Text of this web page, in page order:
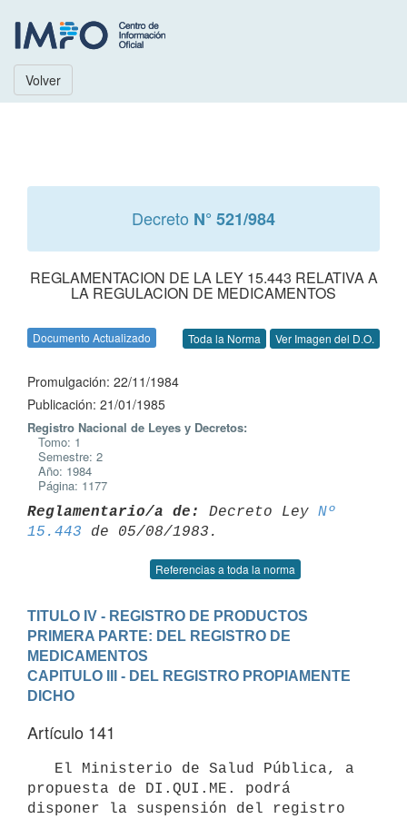
Volver
Decreto N° 521/984
REGLAMENTACION DE LA LEY 15.443 RELATIVA A
LA REGULACION DE MEDICAMENTOS
Documento Actualizado Toda la Norma Ver Imagen del D.O.
Promulgación: 22/11/1984
Publicación: 21/01/1985
Registro Nacional de Leyes y Decretos:
Tomo: 1
Semestre: 2
Año: 1984
Página: 1177
Reglamentario/a de: Decreto Ley Nº
15.443
Referencias a toda la norma
TITULO IV - REGISTRO DE PRODUCTOS
PRIMERA PARTE: DEL REGISTRO DE
MEDICAMENTOS
CAPITULO III - DEL REGISTRO PROPIAMENTE
DICHO
Artículo 141
propuesta de DI.QUI.ME. podrá
disponer la suspensión del registro